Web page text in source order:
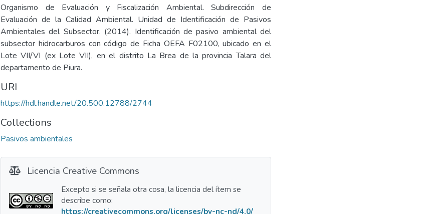
Organismo de Evaluación y Fiscalización Ambiental. Subdirección de
Evaluación de la Calidad Ambiental. Unidad de Identificación de Pasivos
Ambientales del Subsector. (2014). Identificación de pasivo ambiental del
subsector hidrocarburos con código de Ficha OEFA F02100, ubicado en el
Lote VII/VI (ex Lote VII), en el distrito La Brea de la provincia Talara del
departamento de Piura.
URI
https://hdl.handle.net/20.500.12788/2744
Collections
Pasivos ambientales
Licencia Creative Commons
Excepto si se señala otra cosa, la licencia del ítem se
describe como:
https://creativecommons.org/licenses/by-nc-nd/4.0/